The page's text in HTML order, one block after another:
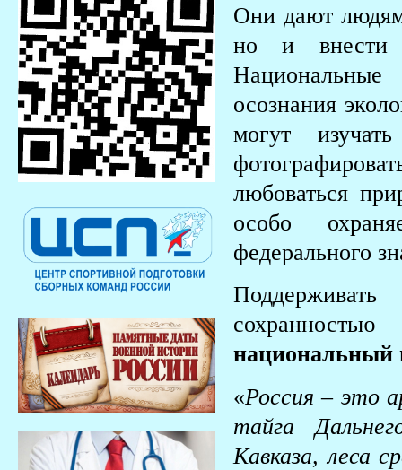
Они дают
но и внести
осознания
могут
любоваться
особо
федерального
национальный
«Россия – это
тайга
Кавказа, леса